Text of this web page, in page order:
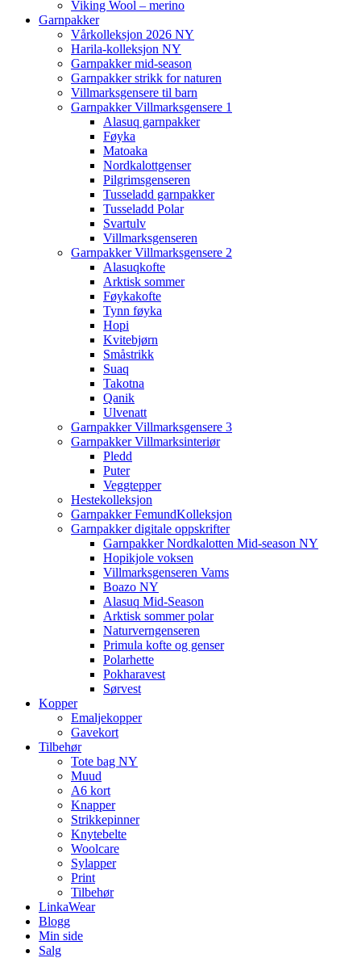
Viking Wool – merino
Garnpakker
Vårkolleksjon 2026 NY
Harila-kolleksjon NY
Garnpakker mid-season
Garnpakker strikk for naturen
Villmarksgensere til barn
Garnpakker Villmarksgensere 1
Alasuq garnpakker
Føyka
Matoaka
Nordkalottgenser
Pilgrimsgenseren
Tusseladd garnpakker
Tusseladd Polar
Svartulv
Villmarksgenseren
Garnpakker Villmarksgensere 2
Alasuqkofte
Arktisk sommer
Føykakofte
Tynn føyka
Hopi
Kvitebjørn
Småstrikk
Suaq
Takotna
Qanik
Ulvenatt
Garnpakker Villmarksgensere 3
Garnpakker Villmarksinteriør
Pledd
Puter
Veggtepper
Hestekolleksjon
Garnpakker FemundKolleksjon
Garnpakker digitale oppskrifter
Garnpakker Nordkalotten Mid-season NY
Hopikjole voksen
Villmarksgenseren Vams
Boazo NY
Alasuq Mid-Season
Arktisk sommer polar
Naturverngenseren
Primula kofte og genser
Polarhette
Pokharavest
Sørvest
Kopper
Emaljekopper
Gavekort
Tilbehør
Tote bag NY
Muud
A6 kort
Knapper
Strikkepinner
Knytebelte
Woolcare
Sylapper
Print
Tilbehør
LinkaWear
Blogg
Min side
Salg